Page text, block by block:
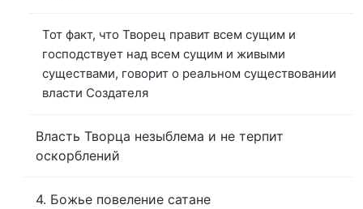
Тот факт, что Творец правит всем сущим и
господствует над всем сущим и живыми
существами, говорит о реальном существовании
власти Создателя
Власть Творца незыблема и не терпит
оскорблений
4. Божье повеление сатане